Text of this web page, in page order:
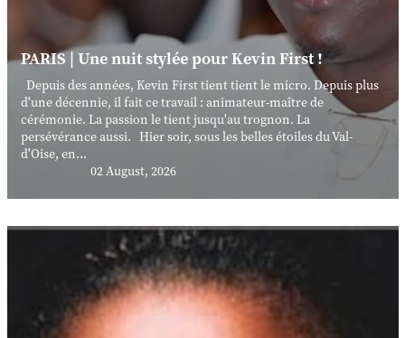
PARIS | Une nuit stylée pour Kevin First !
Depuis des années, Kevin First tient tient le micro. Depuis plus
d'une décennie, il fait ce travail : animateur-maître de
cérémonie. La passion le tient jusqu'au trognon. La
persévérance aussi. Hier soir, sous les belles étoiles du Val-
d'Oise, en...
02 August, 2026